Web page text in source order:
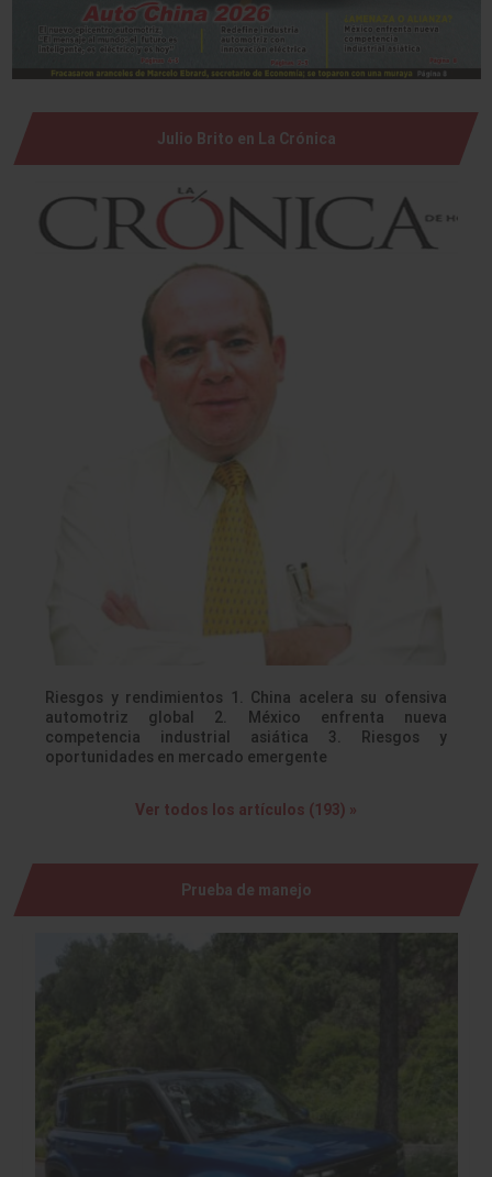
Julio Brito en La Crónica
Riesgos y rendimientos 1. China acelera su ofensiva
automotriz global 2. México enfrenta nueva
competencia industrial asiática 3. Riesgos y
oportunidades en mercado emergente
Ver todos los artículos (193) »
Prueba de manejo